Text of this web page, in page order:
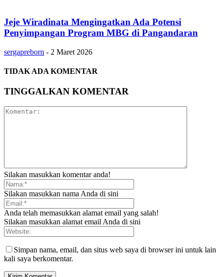
Jeje Wiradinata Mengingatkan Ada Potensi
Penyimpangan Program MBG di Pangandaran
sergapreborn - 2 Maret 2026
TIDAK ADA KOMENTAR
TINGGALKAN KOMENTAR
Silakan masukkan komentar anda!
Silakan masukkan nama Anda di sini
Anda telah memasukkan alamat email yang salah!
Silakan masukkan alamat email Anda di sini
Simpan nama, email, dan situs web saya di browser ini untuk lain
kali saya berkomentar.